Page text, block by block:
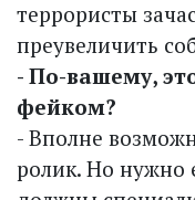
террористы
преувеличить
- По-вашему,
фейком?
- Вполне
ролик. Но нужно